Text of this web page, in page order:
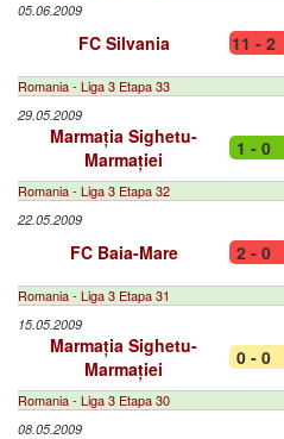
05.06.2009
FC Silvania 11 - 2
Romania - Liga 3 Etapa 33
29.05.2009
Marmația Sighetu-
Marmației
1 - 0
Romania - Liga 3 Etapa 32
22.05.2009
FC Baia-Mare 2 - 0
Romania - Liga 3 Etapa 31
15.05.2009
Marmația Sighetu-
Marmației
0 - 0
Romania - Liga 3 Etapa 30
08.05.2009